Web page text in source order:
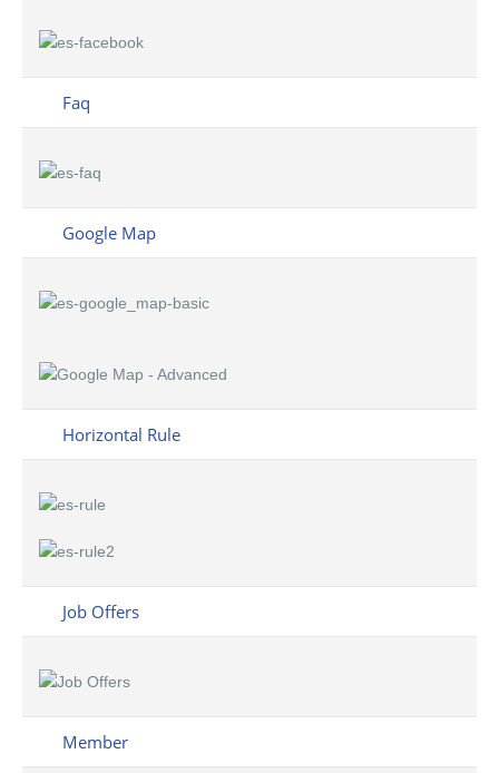
Faq
Google Map
Horizontal Rule
Job Offers
Member